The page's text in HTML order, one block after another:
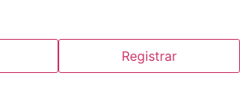
Registrar